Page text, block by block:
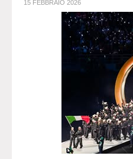
15 FEBBRAIO 2026